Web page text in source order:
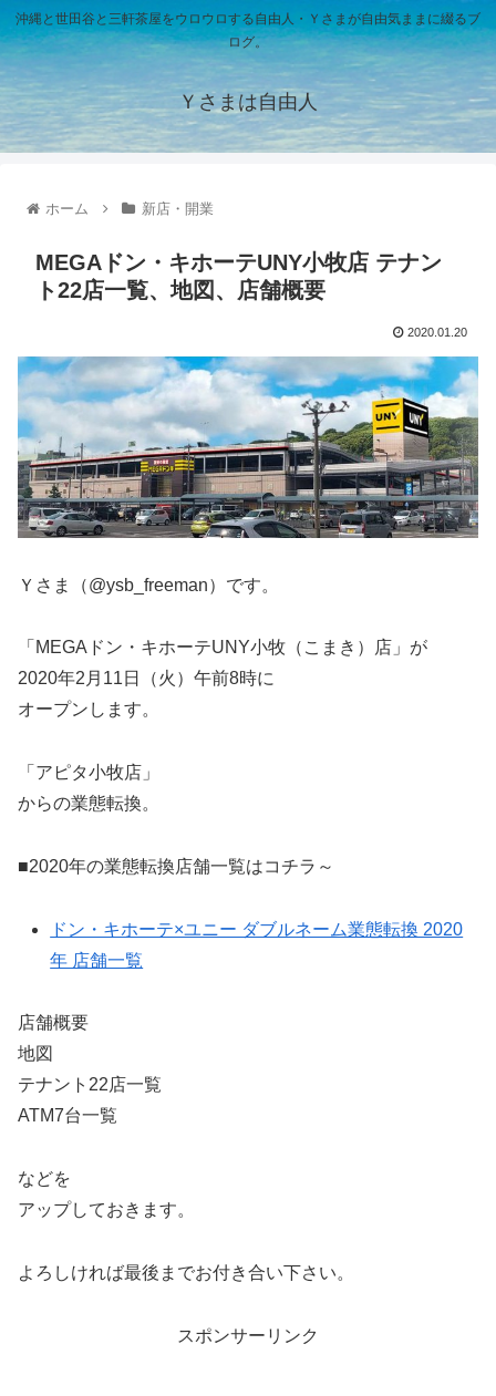
沖縄と世田谷と三軒茶屋をウロウロする自由人・Ｙさまが自由気ままに綴るブ
ログ。
Ｙさまは自由人
ホーム 新店・開業
MEGAドン・キホーテUNY小牧店 テナン
ト22店一覧、地図、店舗概要
2020.01.20
Ｙさま（@ysb_freeman）です。
「MEGAドン・キホーテUNY小牧（こまき）店」が
2020年2月11日（火）午前8時に
オープンします。
「アピタ小牧店」
からの業態転換。
■2020年の業態転換店舗一覧はコチラ～
ドン・キホーテ×ユニー ダブルネーム業態転換 2020
年 店舗一覧
店舗概要
地図
テナント22店一覧
ATM7台一覧
などを
アップしておきます。
よろしければ最後までお付き合い下さい。
スポンサーリンク